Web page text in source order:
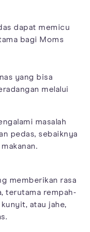
dapat memicu
bagi Moms
yang bisa
melalui
masalah
pedas, sebaiknya
memberikan rasa
terutama rempah-
kunyit, atau jahe,